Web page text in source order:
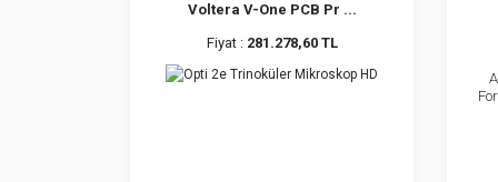
Voltera V-One PCB Pr ...
Fiyat : 281.278,60 TL